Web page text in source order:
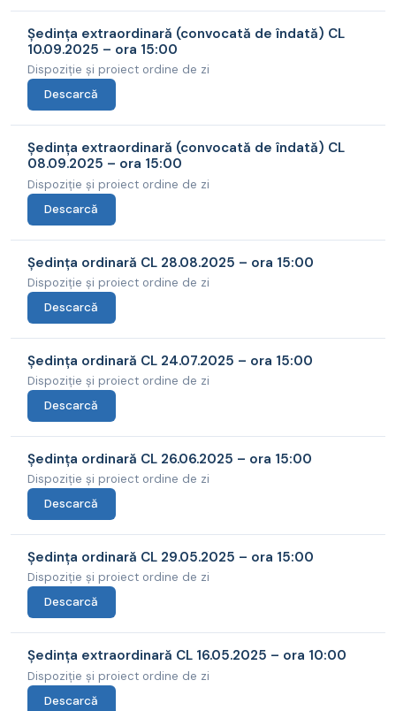
Ședința extraordinară (convocată de îndată) CL
10.09.2025 – ora 15:00
Dispoziție și proiect ordine de zi
Descarcă
Ședința extraordinară (convocată de îndată) CL
08.09.2025 – ora 15:00
Dispoziție și proiect ordine de zi
Descarcă
Ședința ordinară CL 28.08.2025 – ora 15:00
Dispoziție și proiect ordine de zi
Descarcă
Ședința ordinară CL 24.07.2025 – ora 15:00
Dispoziție și proiect ordine de zi
Descarcă
Ședința ordinară CL 26.06.2025 – ora 15:00
Dispoziție și proiect ordine de zi
Descarcă
Ședința ordinară CL 29.05.2025 – ora 15:00
Dispoziție și proiect ordine de zi
Descarcă
Ședința extraordinară CL 16.05.2025 – ora 10:00
Dispoziție și proiect ordine de zi
Descarcă